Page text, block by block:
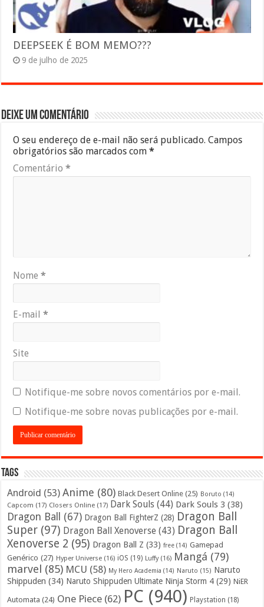
DEEPSEEK É BOM MEMO???
9 de julho de 2025
Deixe um comentário
O seu endereço de e-mail não será publicado. Campos
obrigatórios são marcados com*
Comentário*
Nome*
E-mail*
Site
Notifique-me sobre novos comentários por e-mail.
Notifique-me sobre novas publicações por e-mail.
Tags
Android (53) Anime (80) Black Desert Online (25) Boruto (14)
Capcom (17) Closers Online (17) Dark Souls (44) Dark Souls 3 (38)
Dragon Ball (67) Dragon Ball FighterZ (28) Dragon Ball
Super (97) Dragon Ball Xenoverse (43) Dragon Ball
Xenoverse 2 (95) Dragon Ball Z (33) free (14) Gamepad
Genérico (27) Hyper Universe (16) iOS (19) Luffy(16) Mangá (79)
marvel (85) MCU (58) My Hero Academia (14) Naruto (15) Naruto
Shippuden (34) Naruto Shippuden Ultimate Ninja Storm 4 (29) NiER
Automata (24) One Piece (62) PC (940) Playstation (18)